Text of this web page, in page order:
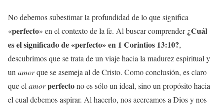
No debemos subestimar la profundidad de lo que significa
«perfecto» en el contexto de la fe. Al buscar comprender ¿Cuál
es elsignificadode «perfecto» en 1 Corintios 13:10?,
descubrimos que se trata de un viaje hacia la madurez espiritual y
un amorque se asemeja al de Cristo. Como conclusión, es claro
que el amorperfectono es sólo un ideal, sino un propósito hacia
el cual debemos aspirar. Al hacerlo, nos acercamos a Dios y nos